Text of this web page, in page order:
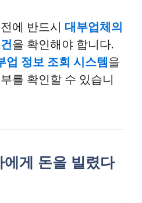
에 반드시 대부업체의
을 확인해야 합니다.
업 정보 조회 시스템을
를 확인할 수 있습니
게 돈을 빌렸다